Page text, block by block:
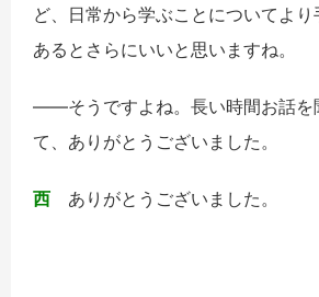
ど、日常から学ぶことについてよ
あるとさらにいいと思いますね。
――そうですよね。長い時間お話を
て、ありがとうございました。
西 ありがとうございました。